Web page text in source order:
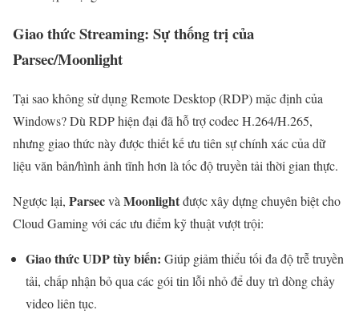
Giao thức Streaming: Sự thống trị của
Parsec/Moonlight
Tại sao không sử dụng Remote Desktop (RDP) mặc định của
Windows? Dù RDP hiện đại đã hỗ trợ codec H.264/H.265,
nhưng giao thức này được thiết kế ưu tiên sự chính xác của dữ
liệu văn bản/hình ảnh tĩnh hơn là tốc độ truyền tải thời gian thực.
Ngược lại, Parsecvà Moonlightđược xây dựng chuyên biệt cho
Cloud Gaming với các ưu điểm kỹ thuật vượt trội:
Giao thức UDP tùy biến: Giúp giảm thiểu tối đa độ trễ truyền
tải, chấp nhận bỏ qua các gói tin lỗi nhỏ để duy trì dòng chảy
video liên tục.